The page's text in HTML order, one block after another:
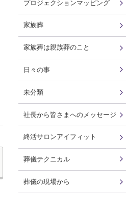
プロジェクションマッピング
家族葬
家族葬は親族葬のこと
日々の事
未分類
社長から皆さまへのメッセージ
終活サロンアイフィット
葬儀テクニカル
葬儀の現場から